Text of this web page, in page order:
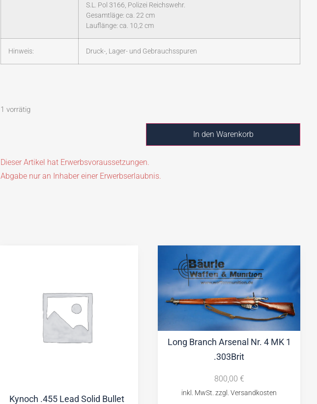
S.L. Pol 3166, Polizei Reichswehr.
Gesamtläge: ca. 22 cm
Lauflänge: ca. 10,2 cm
Hinweis: Druck-, Lager- und Gebrauchsspuren
1 vorrätig
In den Warenkorb
Dieser Artikel hat Erwerbsvoraussetzungen.
Abgabe nur an Inhaber einer Erwerbserlaubnis.
Kynoch .455 Lead Solid Bullet
Long Branch Arsenal Nr. 4 MK 1
.303Brit
800,00 €